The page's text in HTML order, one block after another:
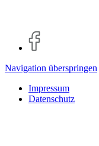
Navigation überspringen
Impressum
Datenschutz